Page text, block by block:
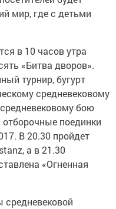
мир, где с детьми
в 10 часов утра
«Битва дворов».
турнир, бугурт
средневековому
бою
поединки
В 20.30 пройдет
а в 21.30
«Огненная
средневековой